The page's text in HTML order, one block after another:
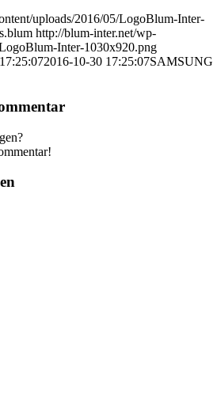
uploads/2016/05/LogoBlum-Inter-
http://blum-inter.net/wp-
Inter-1030x920.png
2016-10-30 17:25:07SAMSUNG